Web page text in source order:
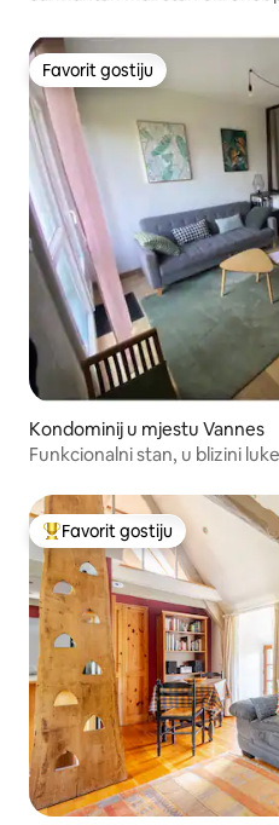
Favorit gostiju
Favorit gostiju
Kondominij u mjestu Vannes
Funkcionalni stan, u blizini
Glavni favorit gostiju
Favorit gostiju